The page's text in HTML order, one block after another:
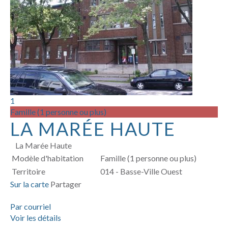
1
Famille (1 personne ou plus)
LA MARÉE HAUTE
La Marée Haute
Modèle d'habitation
Famille (1 personne ou plus)
Territoire
014 - Basse-Ville Ouest
Sur la carte Partager
Par courriel
Voir les détails